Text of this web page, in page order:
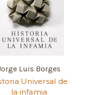
Luis Borges
Universal de
la infamia